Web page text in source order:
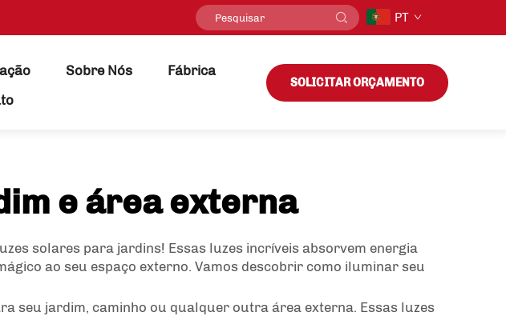
PT
Sobre Nós
Fábrica
SOLICITAR ORÇAMENTO
e área externa
solares para jardins! Essas luzes incríveis absorvem energia
ao seu espaço externo. Vamos descobrir como iluminar seu
seu jardim, caminho ou qualquer outra área externa. Essas luzes